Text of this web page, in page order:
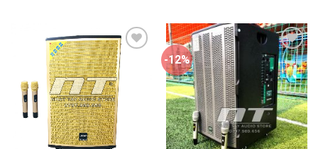
Add to
wishlist
-12%
Add to
wishlist